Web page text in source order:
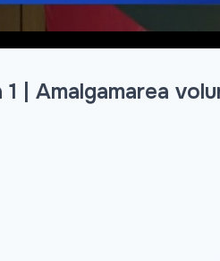
| Amalgamarea